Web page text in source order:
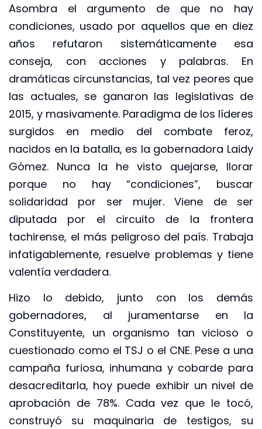
Asombra el argumento de que no hay
condiciones, usado por aquellos que en diez
años refutaron sistemáticamente esa
conseja, con acciones y palabras. En
dramáticas circunstancias, tal vez peores que
las actuales, se ganaron las legislativas de
2015, y masivamente. Paradigma de los líderes
surgidos en medio del combate feroz,
nacidos en la batalla, es la gobernadora Laidy
Gómez. Nunca la he visto quejarse, llorar
porque no hay “condiciones”, buscar
solidaridad por ser mujer. Viene de ser
diputada por el circuito de la frontera
tachirense, el más peligroso del país. Trabaja
infatigablemente, resuelve problemas y tiene
valentía verdadera.
Hizo lo debido, junto con los demás
gobernadores, al juramentarse en la
Constituyente, un organismo tan vicioso o
cuestionado como el TSJ o el CNE. Pese a una
campaña furiosa, inhumana y cobarde para
desacreditarla, hoy puede exhibir un nivel de
aprobación de 78%. Cada vez que le tocó,
construyó su maquinaria de testigos, su